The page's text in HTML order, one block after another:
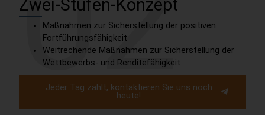
Zwei-Stufen-Konzept
Maßnahmen zur Sicherstellung der positiven
Fortführungsfähigkeit
Weitrechende Maßnahmen zur Sicherstellung der
Wettbewerbs- und Renditefähigkeit
Jeder Tag zählt, kontaktieren Sie uns noch
heute!